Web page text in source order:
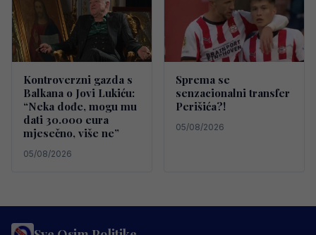
Kontroverzni gazda s
Balkana o Jovi Lukiću:
“Neka dođe, mogu mu
dati 30.000 eura
mjesečno, više ne”
05/08/2026
Sprema se
senzacionalni transfer
Perišića?!
05/08/2026